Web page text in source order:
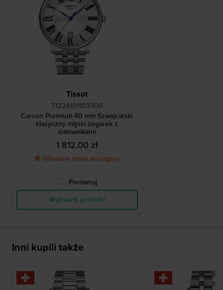
Tissot
T1224101103300
Carson Premium 40 mm Szwajcarski
klasyczny męski zegarek z
datownikiem
1 812,00 zł
● Wkrótce znów dostępny
Porównaj
Wyświetl produkt
Inni kupili także